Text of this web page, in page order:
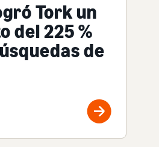
Tork un
del 225 %
de